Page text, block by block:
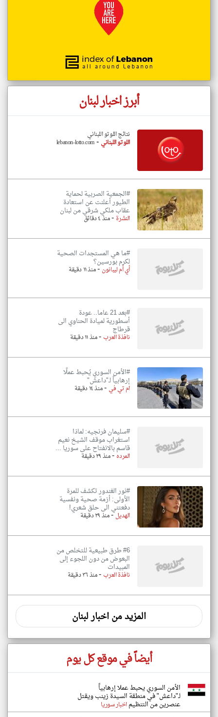
أبرز اخبار لبنان
نتائج اللوتو اللبناني
اللوتو اللبناني -
lebanon-lotto.com
#الجمعية الصربية لحماية
الطيور أعلنت عن استعادة
عقاب ملكي شرقي من لبنان
النشرة -منذ ٤ دقائق
#ما هي المستجدات الصحية
لكرم بورسين؟
أي أم ليبانون-منذ ١١ دقيقة
#بعد 21 عاما.. عودة
أسطورية لميادة الحناوي الى
قرطاج
نافذة العرب -منذ ١١ دقيقة
#الأمن السوري يُحبط عملًا
إرهابياً لـ"داعش"
ام تي في -منذ ١٤ دقيقة
#سليمان فرنجيه: لماذا
استغراب موقف الشيخ نعيم
قاسم بالانفتاح على سوريا ...
المرده -منذ ٢٩ دقيقة
#نور الغندور تكشف للمرة
الأولى: أزمة صحية ونفسية
دفعتني الى حلق شعري!
الهديل-منذ ٢٩ دقيقة
#6 طرق طبيعية للتخلص من
البعوض من دون اللجوء إلى
المبيدات
نافذة العرب -منذ ٣٦ دقيقة
المزيد من اخبار لبنان
أيضاً في موقع كل يوم
الأمن السوري يحبط عملا إرهابياً
لـ"داعش" في منطقة السيدة زينب ويقتل
عنصرين من التنظيماخبار سوريا